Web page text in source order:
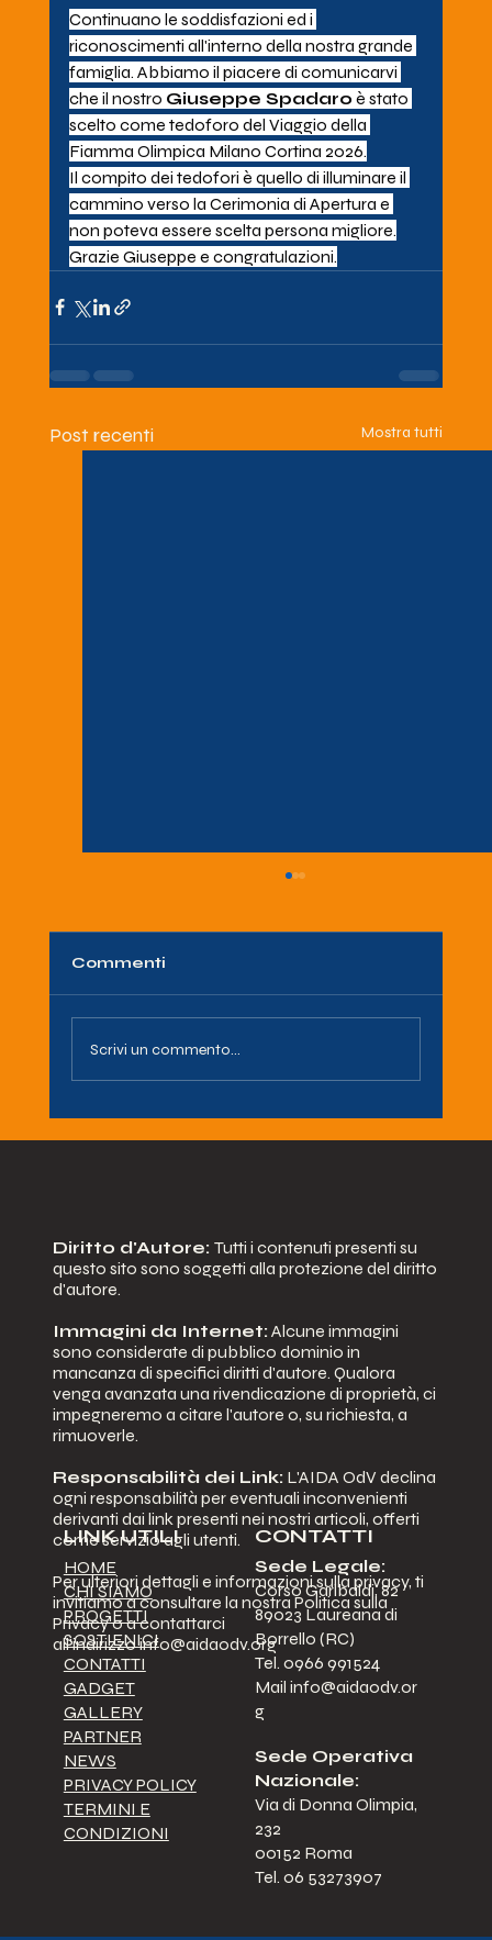
Continuano le soddisfazioni ed i
riconoscimenti all'interno della nostra grande
famiglia. Abbiamo il piacere di comunicarvi
che il nostro Giuseppe Spadaro è stato
scelto come tedoforo del Viaggio della
Fiamma Olimpica Milano Cortina 2026.
Il compito dei tedofori è quello di illuminare il
cammino verso la Cerimonia di Apertura e
non poteva essere scelta persona migliore.
Grazie Giuseppe e congratulazioni.
Post recenti Mostra tutti
Commenti
Scrivi un commento...
Sede Legale:
Corso Garibaldi, 82
89023 Laureana di
Borrello (RC)
Tel. 0966 991524
Mail info@aidaodv.or
g
Sede Operativa
Nazionale:
Via di Donna Olimpia,
232
00152 Roma
Tel. 06 53273907
CONTATTI
Diritto d'Autore:Tutti i contenuti presenti su
questo sito sono soggetti alla protezione del diritto
d'autore.
Immagini da Internet: Alcune immagini
sono considerate di pubblico dominio in
mancanza di specifici diritti d'autore. Qualora
venga avanzata una rivendicazione di proprietà, ci
impegneremo a citare l'autore o, su richiesta, a
rimuoverle.
Responsabilità dei Link: L'AIDA OdV declina
ogni responsabilità per eventuali inconvenienti
derivanti dai link presenti nei nostri articoli, offerti
come servizio agli utenti.
Per ulteriori dettagli e informazioni sulla privacy, ti
invitiamo a consultare la nostra Politica sulla
Privacy o a contattarci
all'indirizzoinfo@aidaodv.org
HOME
CHI SIAMO
PROGETTI
SOSTIENICI
CONTATTI
GADGET
GALLERY
PARTNER
NEWS
PRIVACY POLICY
TERMINI E
CONDIZIONI
LINK UTILI